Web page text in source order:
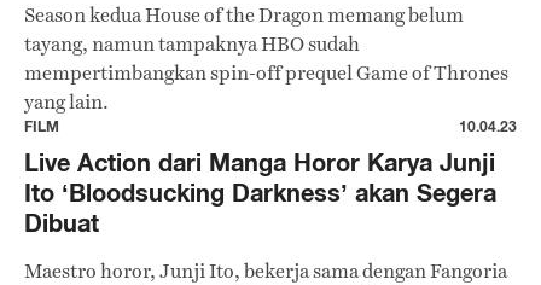
Season kedua House of the Dragon memang belum
tayang, namun tampaknya HBO sudah
mempertimbangkan spin-off prequel Game of Thrones
yang lain.
FILM 10.04.23
Live Action dari Manga Horor Karya Junji
Ito ‘Bloodsucking Darkness’ akan Segera
Dibuat
Maestro horor, Junji Ito, bekerja sama dengan Fangoria